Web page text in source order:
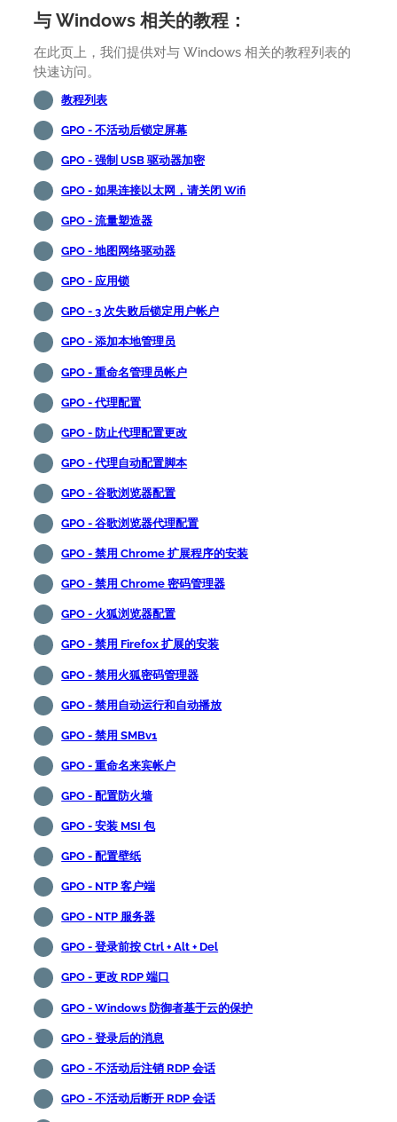
与 Windows 相关的教程：
在此页上，我们提供对与 Windows 相关的教程列表的
快速访问。
教程列表
GPO - 不活动后锁定屏幕
GPO - 强制 USB 驱动器加密
GPO - 如果连接以太网，请关闭 Wifi
GPO - 流量塑造器
GPO - 地图网络驱动器
GPO - 应用锁
GPO - 3 次失败后锁定用户帐户
GPO - 添加本地管理员
GPO - 重命名管理员帐户
GPO - 代理配置
GPO - 防止代理配置更改
GPO - 代理自动配置脚本
GPO - 谷歌浏览器配置
GPO - 谷歌浏览器代理配置
GPO - 禁用 Chrome 扩展程序的安装
GPO - 禁用 Chrome 密码管理器
GPO - 火狐浏览器配置
GPO - 禁用 Firefox 扩展的安装
GPO - 禁用火狐密码管理器
GPO - 禁用自动运行和自动播放
GPO - 禁用 SMBv1
GPO - 重命名来宾帐户
GPO - 配置防火墙
GPO - 安装 MSI 包
GPO - 配置壁纸
GPO - NTP 客户端
GPO - NTP 服务器
GPO - 登录前按 Ctrl + Alt + Del
GPO - 更改 RDP 端口
GPO - Windows 防御者基于云的保护
GPO - 登录后的消息
GPO - 不活动后注销 RDP 会话
GPO - 不活动后断开 RDP 会话